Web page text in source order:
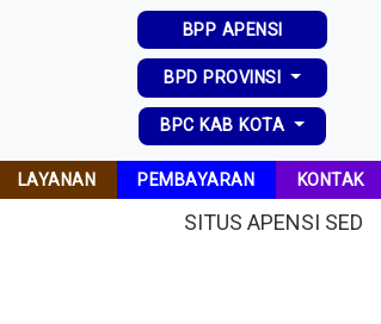
BPP APENSI
BPD PROVINSI
BPC KAB KOTA
LAYANAN PEMBAYARAN KONTAK
SITUS APENSI